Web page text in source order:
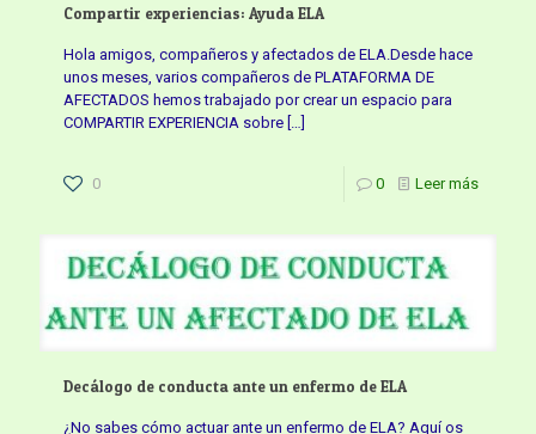
Compartir experiencias: Ayuda ELA
Hola amigos, compañeros y afectados de ELA.Desde hace
unos meses, varios compañeros de PLATAFORMA DE
AFECTADOS hemos trabajado por crear un espacio para
COMPARTIR EXPERIENCIA sobre […]
0 0 Leer más
Decálogo de conducta ante un enfermo de ELA
¿No sabes cómo actuar ante un enfermo de ELA? Aquí os